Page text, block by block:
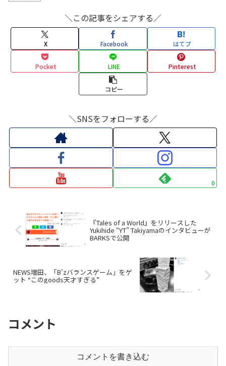
＼この記事をシェアする／
X Facebook はてブ
Pocket LINE Pinterest
コピー
＼SNSをフォローする／
0
『Tales of a World』をリリースした
Yukihide “YT” Takiyamaのインタビューが
BARKSで公開
NEWS増田、「B’zバランスゲーム」をゲ
ット “このgoods天才すぎる”
コメント
コメントを書き込む